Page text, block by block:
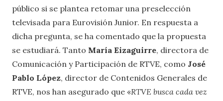
público si se plantea retomar una preselección
televisada para Eurovisión Junior. En respuesta a
dicha pregunta, se ha comentado que la propuesta
se estudiará. Tanto María Eizaguirre, directora de
Comunicación y Participación de RTVE, como José
Pablo López, director de Contenidos Generales de
RTVE, nos han asegurado que «RTVE busca cada vez